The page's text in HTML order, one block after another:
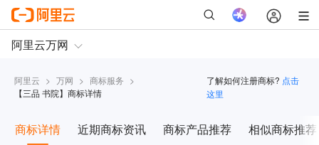
阿里云 > 万网 > 商标服务 >
【三品 书院】商标详情
了解如何注册商标? 点击
这里
商标详情 近期商标资讯 商标产品推荐 相似商标推荐